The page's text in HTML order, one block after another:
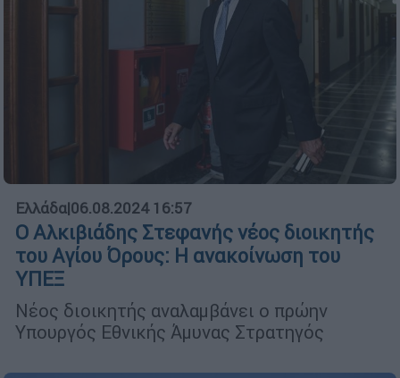
Ελλάδα|06.08.2024 16:57
Ο Αλκιβιάδης Στεφανής νέος διοικητής
του Αγίου Όρους: Η ανακοίνωση του
ΥΠΕΞ
Νέος διοικητής αναλαμβάνει ο πρώην
Υπουργός Εθνικής Άμυνας Στρατηγός